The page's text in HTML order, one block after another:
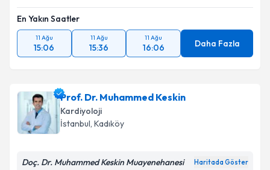
kapsamda işlenmesini kabul ediyorum.
Takvim Talebini Gönder
En Yakın Saatler
11 Ağu
15:06
11 Ağu
15:36
11 Ağu
16:06 Daha Fazla
Prof. Dr. Muhammed Keskin
Kardiyoloji
İstanbul, Kadıköy
Doç. Dr. Muhammed Keskin Muayenehanesi Haritada Göster